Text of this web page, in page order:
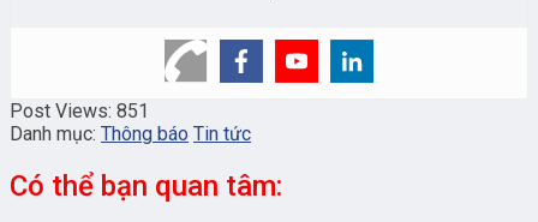
Post Views: 851
Danh mục: Thông báo Tin tức
Có thể bạn quan tâm: